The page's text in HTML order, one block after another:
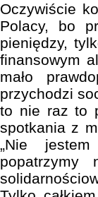
Oczywiście
Polacy, bo
pieniędzy,
finansowym
mało
przychodzi
to nie raz to
spotkania z
„Nie jestem